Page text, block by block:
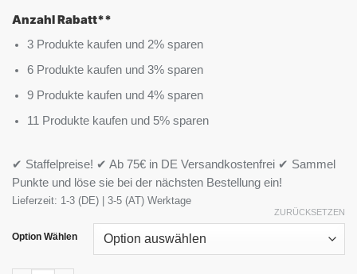
Anzahl Rabatt**
3 Produkte kaufen und 2% sparen
6 Produkte kaufen und 3% sparen
9 Produkte kaufen und 4% sparen
11 Produkte kaufen und 5% sparen
✔ Staffelpreise! ✔ Ab 75€ in DE Versandkostenfrei ✔ Sammel
Punkte und löse sie bei der nächsten Bestellung ein!
Lieferzeit: 1-3 (DE) | 3-5 (AT) Werktage
Option Wählen
ZURÜCKSETZEN